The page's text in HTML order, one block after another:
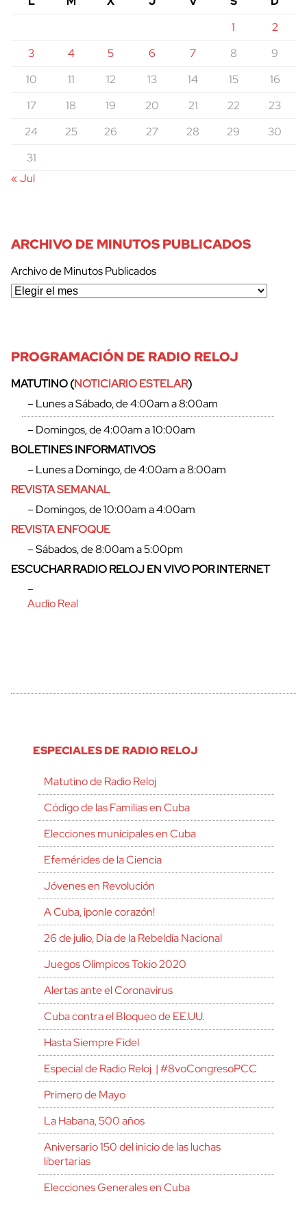
1
2
3
4 5 6 7 8
9
10
11 12 13 14 15
16
17
18 19 20 21 22
23
24
25 26 27 28 29
30
31
« Jul
ARCHIVO DE MINUTOS PUBLICADOS
Archivo de Minutos Publicados
PROGRAMACIÓN DE RADIO RELOJ
MATUTINO (NOTICIARIO ESTELAR)
– Lunes a Sábado, de 4:00am a 8:00am
– Domingos, de 4:00am a 10:00am
BOLETINES INFORMATIVOS
– Lunes a Domingo, de 4:00am a 8:00am
REVISTA SEMANAL
– Domingos, de 10:00am a 4:00am
REVISTA ENFOQUE
– Sábados, de 8:00am a 5:00pm
ESCUCHAR RADIO RELOJ EN VIVO POR INTERNET
–
Audio Real
ESPECIALES DE RADIO RELOJ
Matutino de Radio Reloj
Código de las Familias en Cuba
Elecciones municipales en Cuba
Efemérides de la Ciencia
Jóvenes en Revolución
A Cuba, ¡ponle corazón!
26 de julio, Día de la Rebeldía Nacional
Juegos Olímpicos Tokio 2020
Alertas ante el Coronavirus
Cuba contra el Bloqueo de EE.UU.
Hasta Siempre Fidel
Especial de Radio Reloj | #8voCongresoPCC
Primero de Mayo
La Habana, 500 años
Aniversario 150 del inicio de las luchas
libertarias
Elecciones Generales en Cuba